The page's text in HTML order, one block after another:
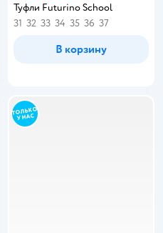
Туфли Futurino School
31 32 33 34 35 36 37
В корзину